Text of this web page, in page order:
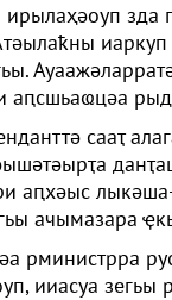
ирылаҳәоуп
аԥсшьаҩцәа
сааҭ
аԥхәыс
ачымазара
рминистрра
ииасуа зегьы